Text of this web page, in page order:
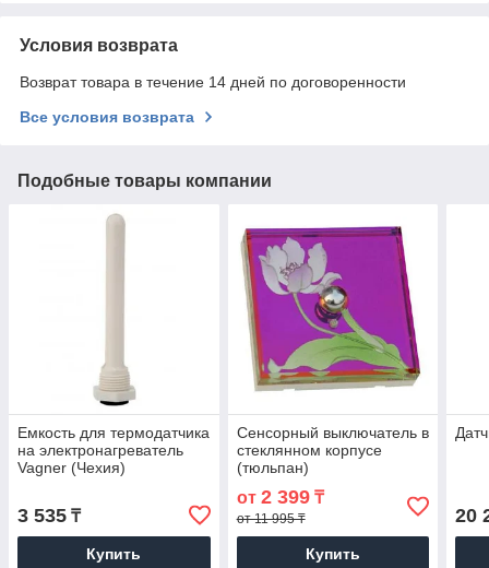
Условия возврата
Возврат товара в течение 14 дней по договоренности
Все условия возврата
Подобные товары компании
Емкость для термодатчика
на электронагреватель
Vagner (Чехия)
3 535 ₸
Купить
Сенсорный выключатель в
стеклянном корпусе
(тюльпан)
от 2 399₸
от 11 995 ₸
Купить
20